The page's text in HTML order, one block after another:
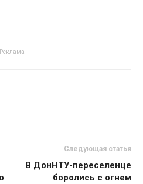
-
Следующая статья
В ДонНТУ-переселенце
боролись с огнем